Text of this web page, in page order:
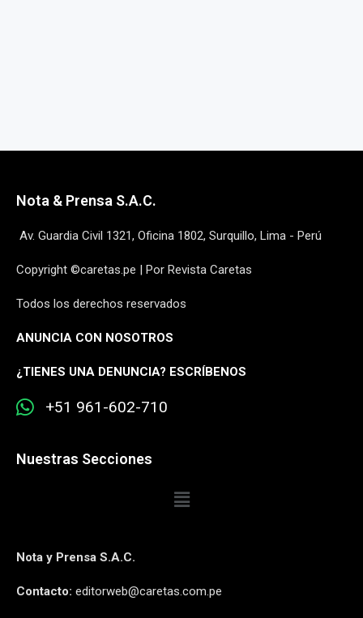
Nota & Prensa S.A.C.
Av. Guardia Civil 1321, Oficina 1802, Surquillo, Lima - Perú
Copyright ©caretas.pe | Por Revista Caretas
Todos los derechos reservados
ANUNCIA CON NOSOTROS
¿TIENES UNA DENUNCIA? ESCRÍBENOS
+51 961-602-710
Nuestras Secciones
Nota y Prensa S.A.C.
Contacto: editorweb@caretas.com.pe